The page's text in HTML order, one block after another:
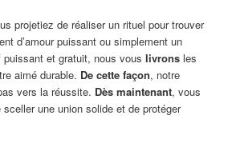
projetiez de réaliser un rituel pour trouver
d’amour puissant ou simplement un
puissant et gratuit, nous vouslivrons les
aimé durable. De cette façon, notre
vers la réussite. Dès maintenant, vous
sceller une union solide et de protéger